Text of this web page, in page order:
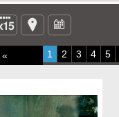
« 1 2 3 4 5